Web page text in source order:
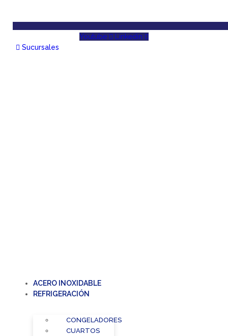
Youtube
Linkedin
Sucursales
ACERO INOXIDABLE
REFRIGERACIÓN
CONGELADORES
CUARTOS